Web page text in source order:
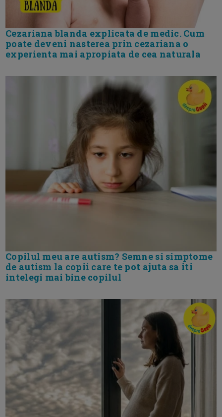
Cezariana blanda explicata de medic. Cum
poate deveni nasterea prin cezariana o
experienta mai apropiata de cea naturala
Copilul meu are autism? Semne si simptome
de autism la copii care te pot ajuta sa iti
intelegi mai bine copilul